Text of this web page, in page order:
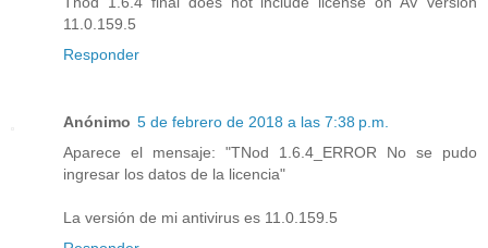
11.0.159.5
Responder
Anónimo 5 de febrero de 2018 a las 7:38 p.m.
Aparece el mensaje: "TNod 1.6.4_ERROR No se pudo
ingresar los datos de la licencia"
La versión de mi antivirus es 11.0.159.5